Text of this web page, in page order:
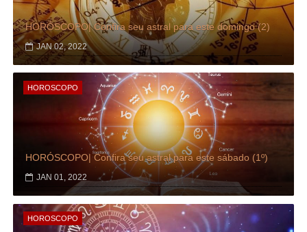
HORÓSCOPO| Confira seu astral para este domingo (2)
JAN 02, 2022
HOROSCOPO
HORÓSCOPO| Confira seu astral para este sábado (1º)
JAN 01, 2022
HOROSCOPO